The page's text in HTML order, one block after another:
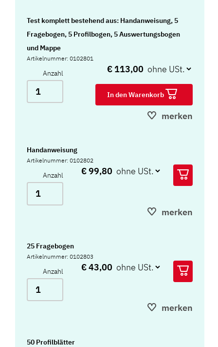
Test komplett bestehend aus: Handanweisung, 5
Fragebogen, 5 Profilbogen, 5 Auswertungsbogen
und Mappe
Artikelnummer: 0102801
Anzahl € 113,00
In den Warenkorb
merken
Handanweisung
Artikelnummer: 0102802
Anzahl € 99,80
merken
25 Fragebogen
Artikelnummer: 0102803
Anzahl € 43,00
merken
50 Profilblätter